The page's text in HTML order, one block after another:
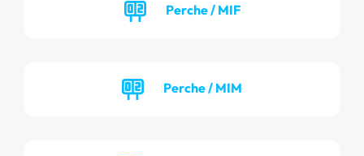
Perche / MIF
Perche / MIM